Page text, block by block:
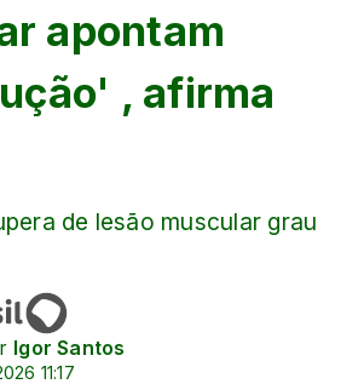
apontam
, afirma
de lesão muscular grau
Igor Santos
11:17